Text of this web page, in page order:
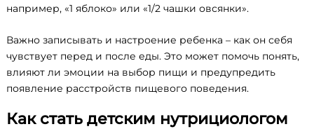
например, «1 яблоко» или «1/2 чашки овсянки».
Важно записывать и настроение ребенка – как он себя
чувствует перед и после еды. Это может помочь понять,
влияют ли эмоции на выбор пищи и предупредить
появление расстройств пищевого поведения.
Как стать детским нутрициологом